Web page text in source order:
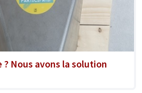
? Nous avons la solution